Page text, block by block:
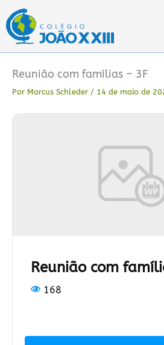
para
conteúdo
Reunião com famílias – 3F
Por Marcus Schleder / 14 de maio de
Reunião com
168